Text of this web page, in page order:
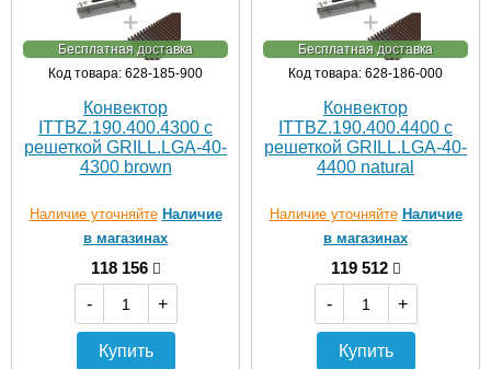
Бесплатная доставка
Код товара: 628-185-900
Конвектор
ITTBZ.190.400.4300 с
решеткой GRILL.LGA-40-
4300 brown
Наличие уточняйте Наличие
в магазинах
118 156
-
+
Купить
Бесплатная доставка
Код товара: 628-186-000
Конвектор
ITTBZ.190.400.4400 с
решеткой GRILL.LGA-40-
4400 natural
Наличие уточняйте Наличие
в магазинах
119 512
-
+
Купить